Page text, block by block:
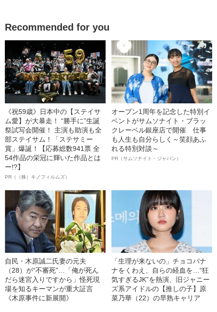
Recommended for you
《祝59歳》日本中の【ステイサ
ム愛】が大暴走！ “勝手に”生誕
祭試写会開催！ 主演も助演も全
部ステイサム！「ステサミー
賞」爆誕！【応募総数941票 全
54作品の栄冠に輝いた作品とは
ー!?】
PR（（株）キノフィルムズ）
オープン1周年を記念した特別イ
ベントがサムソナイト・ブラッ
クレーベル銀座店で開催 仕事
も人生も自分らしく～笑顔あふ
れる特別対談～
PR（サムソナイト・ジャパン）
自民・木原誠二氏妻の元夫
（28）が“不審死”…「俺が死ん
だら迷宮入りですから」怪死現
場を知るキーマンが重大証言
《木原事件に新展開》
「生理が来ないの」チョコバナ
ナをくわえ、自らの経血を…“狂
気すぎるJK”を熱演、旧ジャニー
ズ系アイドルの【推しの子】原
菜乃華（22）の早熟キャリア